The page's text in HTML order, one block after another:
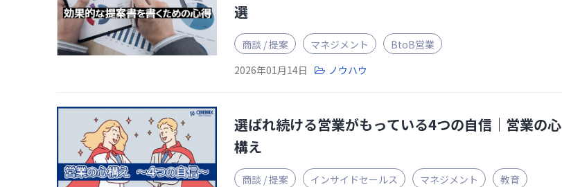
選
商談 / 提案 マネジメント
BtoB営業
2026年01月14日
ノウハウ
選ばれ続ける営業がもっている4つの自信｜営業の心
構え
商談 / 提案 インサイドセールス マネジメント
教育